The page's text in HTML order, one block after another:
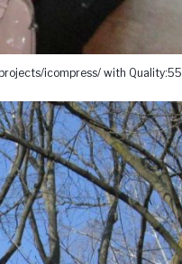
icompress/ with Quality:55